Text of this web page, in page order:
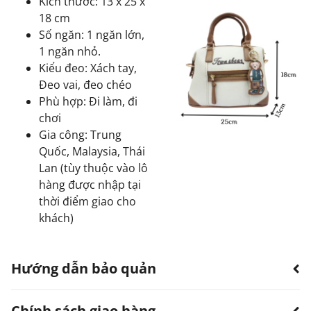
18 cm
Số ngăn: 1 ngăn lớn,
1 ngăn nhỏ.
Kiểu đeo: Xách tay,
Đeo vai, đeo chéo
Phù hợp: Đi làm, đi
chơi
Gia công: Trung
Quốc, Malaysia, Thái
Lan (tùy thuộc vào lô
hàng được nhập tại
thời điểm giao cho
khách)
Hướng dẫn bảo quản